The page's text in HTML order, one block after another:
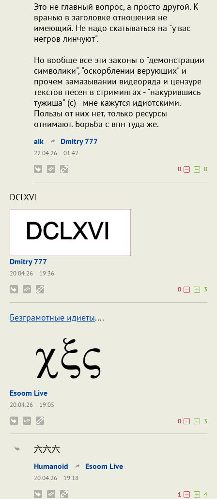
Это не главный вопрос, а просто другой. К
вранью в заголовке отношения не
имеющий. Не надо скатываться на "у вас
негров линчуют".
Но вообще все эти законы о "демонстрации
символики", "оскорблении верующих" и
прочем замазывании видеоряда и цензуре
текстов песен в стримингах - "накурившись
тужиша" (с) - мне кажутся идиотскими.
Пользы от них нет, только ресурсы
отнимают. Борьба с впн туда же.
aik Dmitry 777
22.04.26
01:42
0
0
DCLXVI
Dmitry 777
20.04.26
19:36
0
3
Безграмотные идиёты....
Esoom Live
20.04.26
19:05
0
3
六六六
Humanoid Esoom Live
20.04.26
19:18
1
4